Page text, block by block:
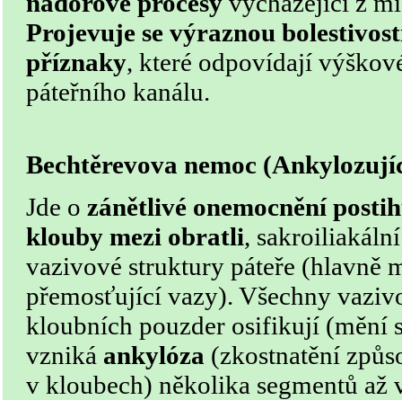
Projevuje se výraznou
příznaky, které odpovídají
páteřního kanálu.
Bechtěrevova nemoc
Jde o zánětlivé onemocnění
klouby mezi obratli,
vazivové struktury páteře (hlavně
přemosťující vazy). Všechny
kloubních pouzder osifikují (mění
vzniká ankylóza (zkostnatění
v kloubech) několika segmentů až